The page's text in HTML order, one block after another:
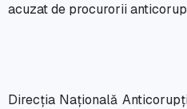
acuzat de procurorii
Direcția Națională